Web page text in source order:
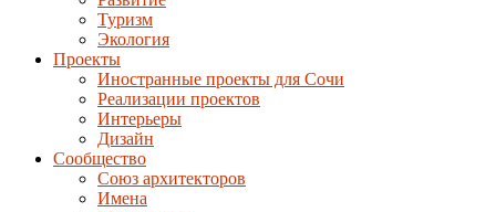
Туризм
Экология
Проекты
Иностранные проекты для Сочи
Реализации проектов
Интерьеры
Дизайн
Сообщество
Союз архитекторов
Имена